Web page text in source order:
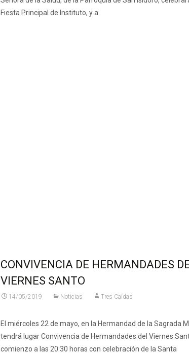
Fiesta Principal de Instituto, y a
CONVIVENCIA DE HERMANDADES
VIERNES SANTO
14/05/2019 Noticias Tres Caídas
El miércoles 22 de mayo, en la Hermandad de la Sagrada
tendrá lugar Convivencia de Hermandades del Viernes
comienzo a las 20:30 horas con celebración de la Santa